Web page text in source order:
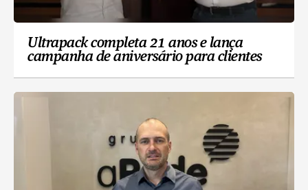
Ultrapack completa 21 anos e lança
campanha de aniversário para clientes